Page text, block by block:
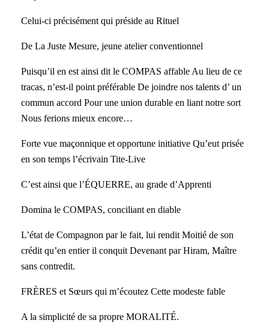
Celui-ci précisément qui préside au Rituel
De La Juste Mesure, jeune atelier conventionnel
Puisqu’il en est ainsi dit le COMPAS affable Au lieu de ce
tracas, n’est-il point préférable De joindre nos talents d’ un
commun accord Pour une union durable en liant notre sort
Nous ferions mieux encore…
Forte vue maçonnique et opportune initiative Qu’eut prisée
en son temps l’écrivain Tite-Live
C’est ainsi que l’ÉQUERRE, au grade d’Apprenti
Domina le COMPAS, conciliant en diable
L’état de Compagnon par le fait, lui rendit Moitié de son
crédit qu’en entier il conquit Devenant par Hiram, Maître
sans contredit.
FRÈRES et Sœurs qui m’écoutez Cette modeste fable
A la simplicité de sa propre MORALITÉ.